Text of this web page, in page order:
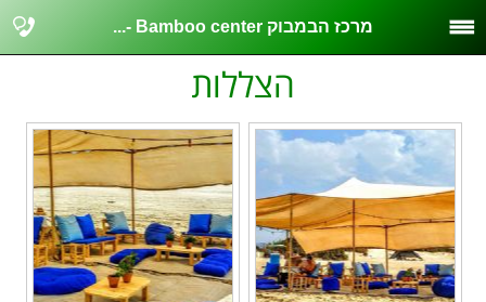
מרכז הבמבוק Bamboo center -...
הצללות